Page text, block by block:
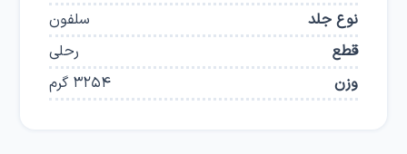
نوع جلد
سلفون
قطع
رحلی
وزن
3254 گرم